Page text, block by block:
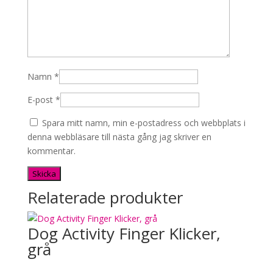
Namn *
E-post *
Spara mitt namn, min e-postadress och webbplats i
denna webbläsare till nästa gång jag skriver en
kommentar.
Relaterade produkter
Dog Activity Finger Klicker,
grå